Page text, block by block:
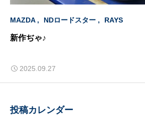
MAZDA NDロードスター RAYS
新作ぢゃ♪
2025.09.27
投稿カレンダー